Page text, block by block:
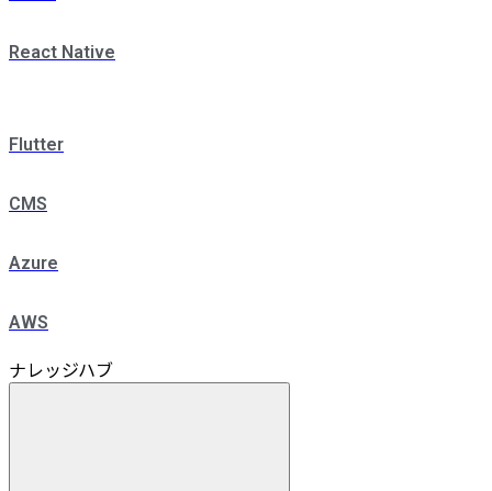
React Native
Flutter
CMS
Azure
AWS
ナレッジハブ